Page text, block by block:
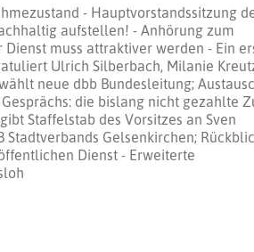
- Hauptvorstandssitzung
aufstellen! - Anhörung zum
muss attraktiver werden - Ein
Ulrich Silberbach, Milanie
neue dbb Bundesleitung;
die bislang nicht gezahlte
Staffelstab des Vorsitzes an Sven
Gelsenkirchen;
Dienst - Erweiterte